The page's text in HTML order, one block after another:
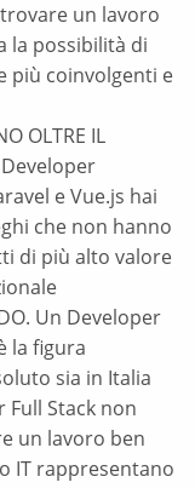
un lavoro
la possibilità di
più coinvolgenti e
OLTRE IL
Developer
e Vue.js hai
che non hanno
di più alto valore
Un Developer
la figura
sia in Italia
Full Stack non
un lavoro ben
IT rappresentano